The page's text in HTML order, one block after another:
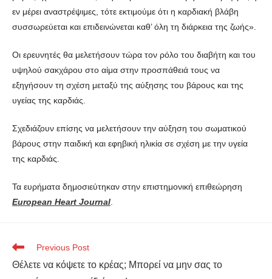
εν μέρει αναστρέψιμες, τότε εκτιμούμε ότι η καρδιακή βλάβη
συσσωρεύεται και επιδεινώνεται καθ’ όλη τη διάρκεια της ζωής».
Οι ερευνητές θα μελετήσουν τώρα τον ρόλο του διαβήτη και του
υψηλού σακχάρου στο αίμα στην προσπάθειά τους να
εξηγήσουν τη σχέση μεταξύ της αύξησης του βάρους και της
υγείας της καρδιάς.
Σχεδιάζουν επίσης να μελετήσουν την αύξηση του σωματικού
βάρους στην παιδική και εφηβική ηλικία σε σχέση με την υγεία
της καρδιάς.
Τα ευρήματα δημοσιεύτηκαν στην επιστημονική επιθεώρηση
European Heart Journal
Previous Post
Θέλετε να κόψετε το κρέας; Μπορεί να μην σας το